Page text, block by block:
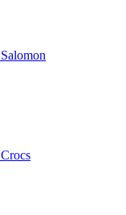
Salomon
Crocs